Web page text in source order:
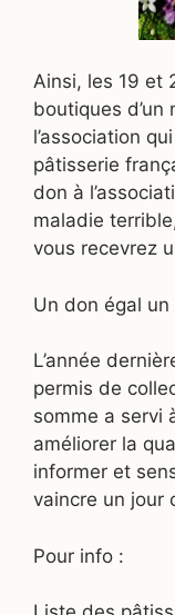
Ainsi, les 19 et
boutiques d’un
l’association
pâtisserie
don à
maladie
vous recevrez
Un don égal
L’année
permis de
somme a servi
améliorer la
informer et
vaincre un jour
Pour info :